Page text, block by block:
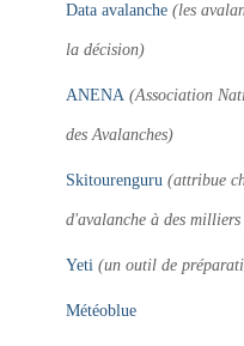
Data avalanche (les
la décision)
ANENA (Association
des Avalanches)
Skitourenguru (attribue
d'avalanche à des
Yeti (un outil de
Météoblue